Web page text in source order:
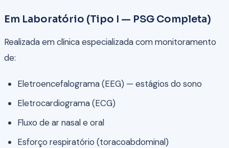
Em Laboratório (Tipo I — PSG Completa)
Realizada em clínica especializada com monitoramento
de:
Eletroencefalograma (EEG) — estágios do sono
Eletrocardiograma (ECG)
Fluxo de ar nasal e oral
Esforço respiratório (toracoabdominal)